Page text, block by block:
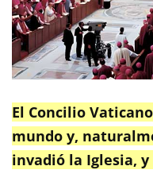
El Concilio
mundo y,
invadió la Iglesia, y